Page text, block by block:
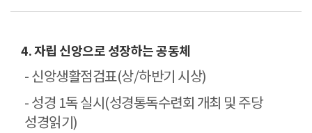
4. 자립 신앙으로 성장하는 공동체
- 신앙생활점검표(상/하반기 시상)
- 성경 1독 실시(성경통독수련회 개최 및 주당
성경읽기)